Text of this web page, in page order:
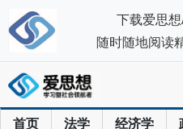
首页 法学 经济学
下载爱思
随时随地阅读